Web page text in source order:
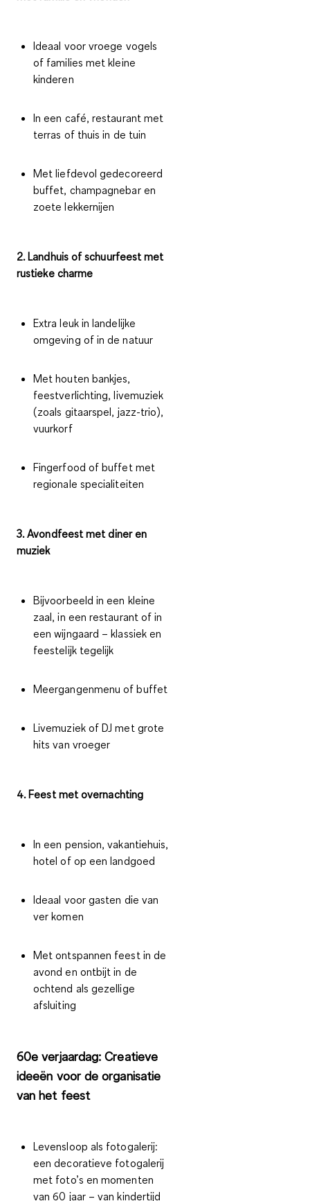
Ideaal voor vroege vogels
of families met kleine
kinderen
In een café, restaurant met
terras of thuis in de tuin
Met liefdevol gedecoreerd
buffet, champagnebar en
zoete lekkernijen
2. Landhuis of schuurfeest met
rustieke charme
Extra leuk in landelijke
omgeving of in de natuur
Met houten bankjes,
feestverlichting, livemuziek
(zoals gitaarspel, jazz-trio),
vuurkorf
Fingerfood of buffet met
regionale specialiteiten
3. Avondfeest met diner en
muziek
Bijvoorbeeld in een kleine
zaal, in een restaurant of in
een wijngaard – klassiek en
feestelijk tegelijk
Meergangenmenu of buffet
Livemuziek of DJ met grote
hits van vroeger
4. Feest met overnachting
In een pension, vakantiehuis,
hotel of op een landgoed
Ideaal voor gasten die van
ver komen
Met ontspannen feest in de
avond en ontbijt in de
ochtend als gezellige
afsluiting
60e verjaardag: Creatieve
ideeën voor de organisatie
van het feest
Levensloop als fotogalerij:
een decoratieve fotogalerij
met foto’s en momenten
van 60 jaar – van kindertijd